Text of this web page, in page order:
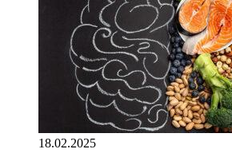
18.02.2025